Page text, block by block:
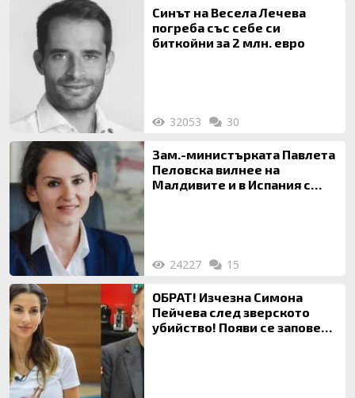
Синът на Весела Лечева
погреба със себе си
биткойни за 2 млн. евро
32053 30
Зам.-министърката Павлета
Пеловска вилнее на
Малдивите и в Испания с
24227 15
ОБРАТ! Изчезна Симона
Пейчева след зверското
убийство! Появи се заповед